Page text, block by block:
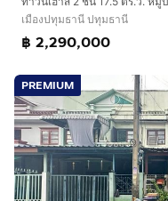
เมืองปทุมธานี ปทุมธานี
฿ 2,290,000
PREMIUM